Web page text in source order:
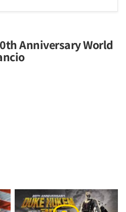
Anniversary World